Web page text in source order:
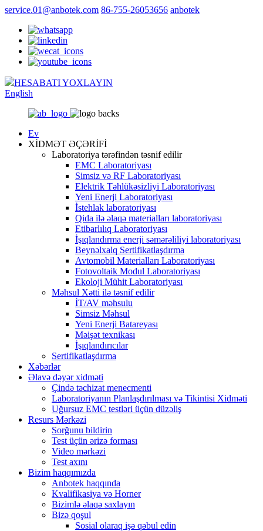
service.01@anbotek.com 86-755-26053656 anbotek
HESABATI YOXLAYIN
English
Ev
XİDMƏT ƏÇƏRİFİ
Laboratoriya tərəfindən təsnif edilir
EMC Laboratoriyası
Simsiz və RF Laboratoriyası
Elektrik Təhlükəsizliyi Laboratoriyası
Yeni Enerji Laboratoriyası
İstehlak laboratoriyası
Qida ilə əlaqə materialları laboratoriyası
Etibarlılıq Laboratoriyası
İşıqlandırma enerji səmərəliliyi laboratoriyası
Beynəlxalq Sertifikatlaşdırma
Avtomobil Materialları Laboratoriyası
Fotovoltaik Modul Laboratoriyası
Ekoloji Mühit Laboratoriyası
Məhsul Xətti ilə təsnif edilir
İT/AV məhsulu
Simsiz Məhsul
Yeni Enerji Batareyası
Məişət texnikası
İşıqlandırıcılar
Sertifikatlaşdırma
Xəbərlər
Əlavə dəyər xidməti
Çində təchizat menecmenti
Laboratoriyanın Planlaşdırılması və Tikintisi Xidməti
Uğursuz EMC testləri üçün düzəliş
Resurs Mərkəzi
Sorğunu bildirin
Test üçün ərizə forması
Video mərkəzi
Test axını
Bizim haqqımızda
Anbotek haqqında
Kvalifikasiya və Horner
Bizimlə əlaqə saxlayın
Bizə qoşul
Sosial olaraq işə qəbul edin